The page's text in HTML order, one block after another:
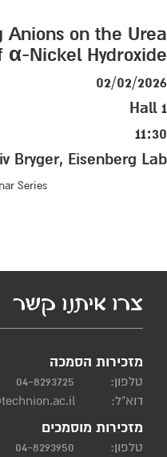
on the Urea
α-Nickel Hydroxide
02/02/2026
Hall 1
11:30
Bryger, Eisenberg Lab
Series
צרו איתנו קשר
מזכירות הסמכה
טלפון:
04-8293725
דוא"ל:
מזכירות מוסמכים
טלפון:
04-8293950